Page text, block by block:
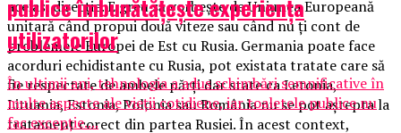
aceiaşi direcţie. E greu să vorbeşte de Uniunea Europeană
unitară când propui două viteze sau când nu ţi cont de
problemele Europei de Est cu Rusia. Germania poate face
acorduri echidistante cu Rusia, pot existata tratate care să
fie respectate de ambele părţi dar state ca Letonia,
Lituania, Estonia, Polonia sau România nu se pot aştepta la
tratament corect din partea Rusiei. În acest context,
publice îmbunătățește experiența
utilizatorilor
În ultimii ani, tehnologia a adus schimbări semnificative în
multe aspecte ale vieții cotidiene, iar toaletele publice nu
fac excepție....